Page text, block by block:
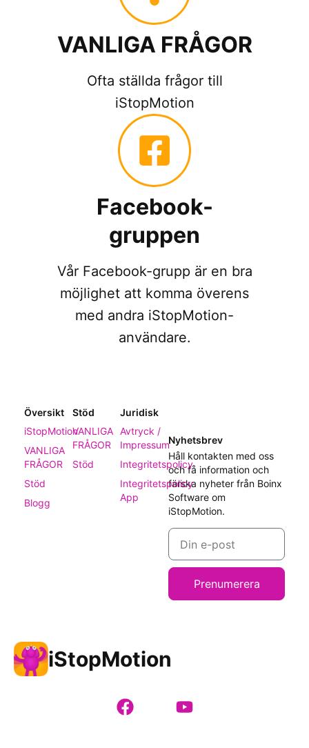
VANLIGA FRÅGOR
Ofta ställda frågor till
iStopMotion
Facebook-
gruppen
Vår Facebook-grupp är en bra
möjlighet att komma överens
med andra iStopMotion-
användare.
Översikt
iStopMotion
VANLIGA
FRÅGOR
Stöd
Blogg
Stöd
VANLIGA
FRÅGOR
Stöd
Juridisk
Avtryck /
Impressum
Integritetspolicy
Integritetspolicy
App
Nyhetsbrev
Håll kontakten med oss
och få information och
färska nyheter från Boinx
Software om
iStopMotion.
Prenumerera
iStopMotion